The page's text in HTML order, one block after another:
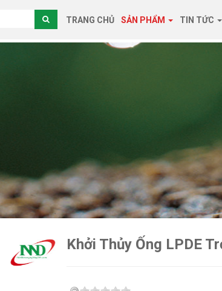
TRANG CHỦ SẢN PHẨM TIN TỨC
Khởi Thủy Ống LPDE